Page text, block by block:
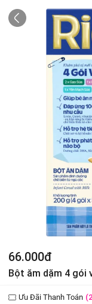
66.000đ
Bột ăm dặm 4 gói
Ưu Đãi Thanh Toán